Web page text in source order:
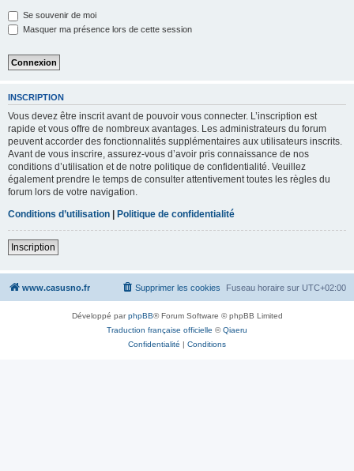
Se souvenir de moi
Masquer ma présence lors de cette session
INSCRIPTION
Vous devez être inscrit avant de pouvoir vous connecter. L’inscription est
rapide et vous offre de nombreux avantages. Les administrateurs du forum
peuvent accorder des fonctionnalités supplémentaires aux utilisateurs inscrits.
Avant de vous inscrire, assurez-vous d’avoir pris connaissance de nos
conditions d’utilisation et de notre politique de confidentialité. Veuillez
également prendre le temps de consulter attentivement toutes les règles du
forum lors de votre navigation.
Conditions d’utilisation | Politique de confidentialité
Inscription
www.casusno.fr Fuseau horaire sur UTC+02:00
Supprimer les cookies
Développé parphpBB® Forum Software © phpBB Limited
Traduction française officielle ©Qiaeru
Confidentialité | Conditions